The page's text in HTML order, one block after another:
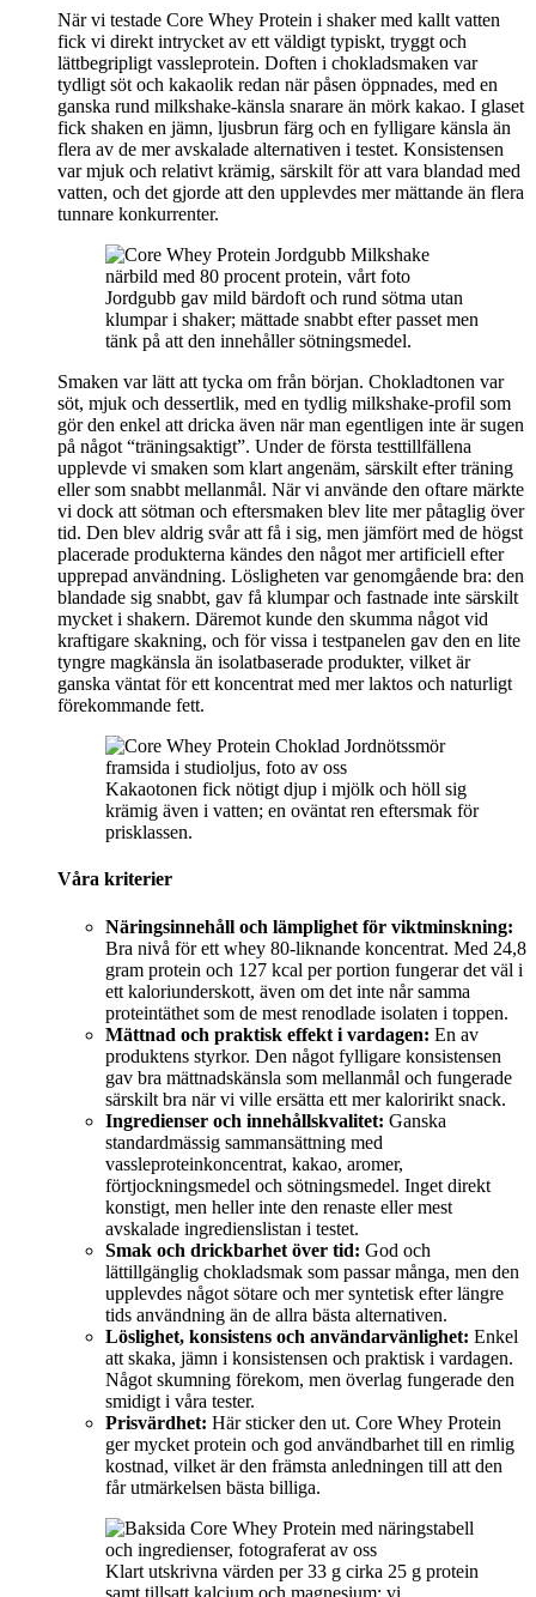
När vi testade Core Whey Protein i shaker med kallt vatten
fick vi direkt intrycket av ett väldigt typiskt, tryggt och
lättbegripligt vassleprotein. Doften i chokladsmaken var
tydligt söt och kakaolik redan när påsen öppnades, med en
ganska rund milkshake-känsla snarare än mörk kakao. I glaset
fick shaken en jämn, ljusbrun färg och en fylligare känsla än
flera av de mer avskalade alternativen i testet. Konsistensen
var mjuk och relativt krämig, särskilt för att vara blandad med
vatten, och det gjorde att den upplevdes mer mättande än flera
tunnare konkurrenter.
Jordgubb gav mild bärdoft och rund sötma utan
klumpar i shaker; mättade snabbt efter passet men
tänk på att den innehåller sötningsmedel.
Smaken var lätt att tycka om från början. Chokladtonen var
söt, mjuk och dessertlik, med en tydlig milkshake-profil som
gör den enkel att dricka även när man egentligen inte är sugen
på något “träningsaktigt”. Under de första testtillfällena
upplevde vi smaken som klart angenäm, särskilt efter träning
eller som snabbt mellanmål. När vi använde den oftare märkte
vi dock att sötman och eftersmaken blev lite mer påtaglig över
tid. Den blev aldrig svår att få i sig, men jämfört med de högst
placerade produkterna kändes den något mer artificiell efter
upprepad användning. Lösligheten var genomgående bra: den
blandade sig snabbt, gav få klumpar och fastnade inte särskilt
mycket i shakern. Däremot kunde den skumma något vid
kraftigare skakning, och för vissa i testpanelen gav den en lite
tyngre magkänsla än isolatbaserade produkter, vilket är
ganska väntat för ett koncentrat med mer laktos och naturligt
förekommande fett.
Kakaotonen fick nötigt djup i mjölk och höll sig
krämig även i vatten; en oväntat ren eftersmak för
prisklassen.
Våra kriterier
Näringsinnehåll och lämplighet för viktminskning:
Bra nivå för ett whey 80-liknande koncentrat. Med 24,8
gram protein och 127 kcal per portion fungerar det väl i
ett kaloriunderskott, även om det inte når samma
proteintäthet som de mest renodlade isolaten i toppen.
Mättnad och praktisk effekt i vardagen: En av
produktens styrkor. Den något fylligare konsistensen
gav bra mättnadskänsla som mellanmål och fungerade
särskilt bra när vi ville ersätta ett mer kaloririkt snack.
Ingredienser och innehållskvalitet: Ganska
standardmässig sammansättning med
vassleproteinkoncentrat, kakao, aromer,
förtjockningsmedel och sötningsmedel. Inget direkt
konstigt, men heller inte den renaste eller mest
avskalade ingredienslistan i testet.
Smak och drickbarhet över tid: God och
lättillgänglig chokladsmak som passar många, men den
upplevdes något sötare och mer syntetisk efter längre
tids användning än de allra bästa alternativen.
Löslighet, konsistens och användarvänlighet: Enkel
att skaka, jämn i konsistensen och praktisk i vardagen.
Något skumning förekom, men överlag fungerade den
smidigt i våra tester.
Prisvärdhet: Här sticker den ut. Core Whey Protein
ger mycket protein och god användbarhet till en rimlig
kostnad, vilket är den främsta anledningen till att den
får utmärkelsen bästa billiga.
Klart utskrivna värden per 33 g cirka 25 g protein
samt tillsatt kalcium och magnesium; vi